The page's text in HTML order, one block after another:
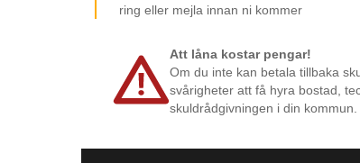
ring eller mejla innan ni kommer
Att låna kostar pengar!
Om du inte kan betala tillbaka
svårigheter att få hyra bostad,
skuldrådgivningen i din